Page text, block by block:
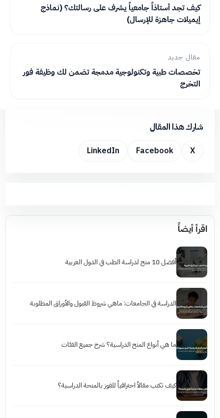
كيف تجد أستاذاً جامعياً يشرف على رسالتك؟ (نماذج
إيميلات جاهزة للإرسال)
مقال جديد
تخصصات طبية وتكنولوجية مدمجة تضمن لك وظيفة فور
التخرج
شارك هذا المقال
X
Facebook
LinkedIn
اقرأ أيضاً
أفضل 10 منح لدراسة الطب في الدول العربية
الدراسة في الجامعات: ماهي شروط القبول والأوراق المطلوبة
ما هي أنواع المنح الدراسية؟ شرح جميع الفئات
كيف تكتب مقالاً احترافياً للفوز بالمنحة الدراسية؟